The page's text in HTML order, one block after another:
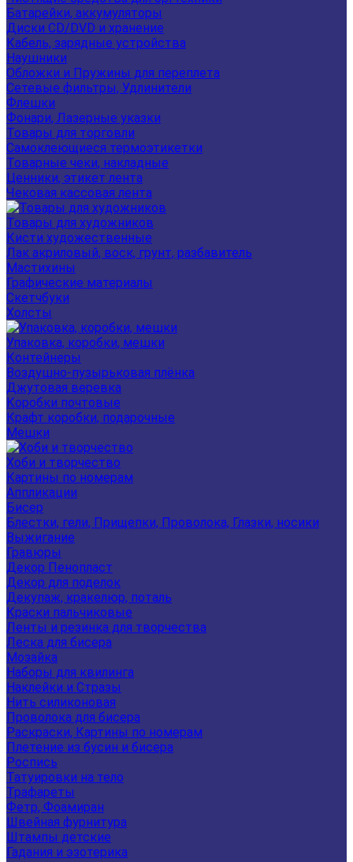
Батарейки, аккумуляторы
Диски CD/DVD и хранение
Кабель, зарядные устройства
Наушники
Обложки и Пружины для переплета
Сетевые фильтры, Удлинители
Флешки
Фонари, Лазерные указки
Товары для торговли
Самоклеющиеся термоэтикетки
Товарные чеки, накладные
Ценники, этикет лента
Чековая кассовая лента
Товары для художников
Кисти художественные
Лак акриловый, воск, грунт, разбавитель
Мастихины
Графические материалы
Скетчбуки
Холсты
Упаковка, коробки, мешки
Контейнеры
Воздушно-пузырьковая плёнка
Джутовая веревка
Коробки почтовые
Крафт коробки, подарочные
Мешки
Хоби и творчество
Картины по номерам
Аппликации
Бисер
Блестки, гели, Прищепки, Проволока, Глазки, носики
Выжигание
Гравюры
Декор Пенопласт
Декор для поделок
Декупаж, кракелюр, поталь
Краски пальчиковые
Ленты и резинка для творчества
Леска для бисера
Мозайка
Наборы для квилинга
Наклейки и Стразы
Нить силиконовая
Проволока для бисера
Раскраски, Картины по номерам
Плетение из бусин и бисера
Роспись
Татуировки на тело
Трафареты
Фетр, Фоамиран
Швейная фурнитура
Штампы детские
Гадания и эзотерика